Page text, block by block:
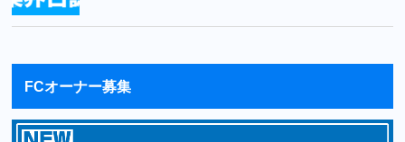
FCオーナー募集